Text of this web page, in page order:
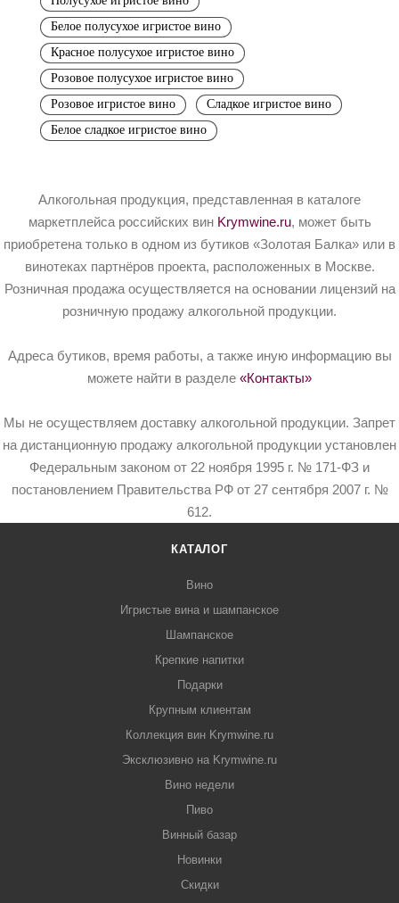
Белое полусухое игристое вино
Красное полусухое игристое вино
Розовое полусухое игристое вино
Розовое игристое вино
Сладкое игристое вино
Белое сладкое игристое вино
Алкогольная продукция, представленная в каталоге
маркетплейса российских вин Krymwine.ru, может быть
приобретена только в одном из бутиков «Золотая Балка» или в
винотеках партнёров проекта, расположенных в Москве.
Розничная продажа осуществляется на основании лицензий на
розничную продажу алкогольной продукции.
Адреса бутиков, время работы, а также иную информацию вы
можете найти в разделе «Контакты»
Мы не осуществляем доставку алкогольной продукции. Запрет
на дистанционную продажу алкогольной продукции установлен
Федеральным законом от 22 ноября 1995 г. № 171-ФЗ и
постановлением Правительства РФ от 27 сентября 2007 г. №
612.
КАТАЛОГ
Вино
Игристые вина и шампанское
Шампанское
Крепкие напитки
Подарки
Крупным клиентам
Коллекция вин Krymwine.ru
Эксклюзивно на Krymwine.ru
Вино недели
Пиво
Винный базар
Новинки
Скидки